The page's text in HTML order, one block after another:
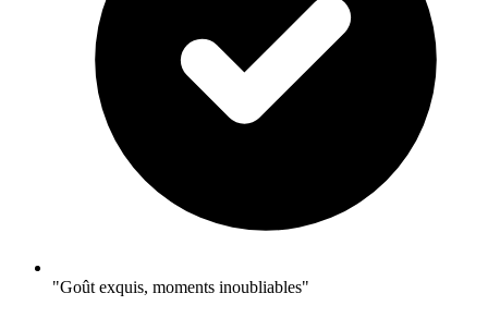
"Goût exquis, moments inoubliables"